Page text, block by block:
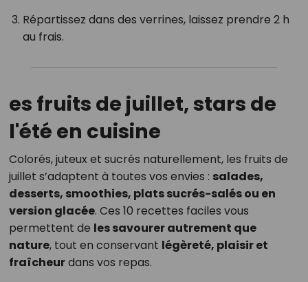
Répartissez dans des verrines, laissez prendre 2 h
au frais.
es fruits de juillet, stars de
l'été en cuisine
Colorés, juteux et sucrés naturellement, les fruits de
juillet s’adaptent à toutes vos envies : salades,
desserts, smoothies, plats sucrés-salés ou en
version glacée. Ces 10 recettes faciles vous
permettent de les savourer autrement que
nature, tout en conservant légèreté, plaisir et
fraîcheurdans vos repas.